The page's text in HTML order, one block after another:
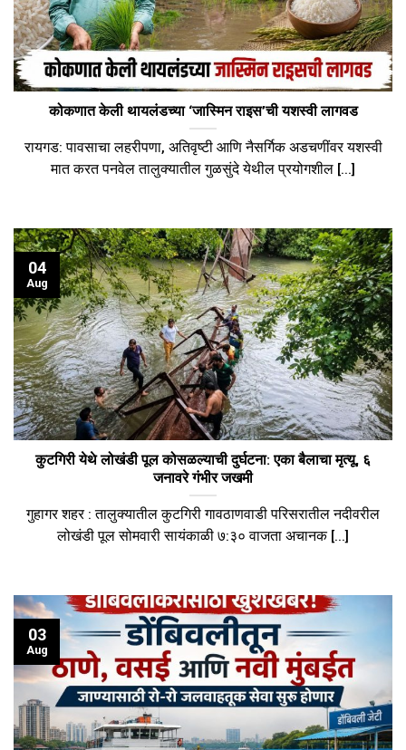
कोकणात केली थायलंडच्या ‘जास्मिन राइस’ची यशस्वी लागवड
रायगड: पावसाचा लहरीपणा, अतिवृष्टी आणि नैसर्गिक अडचणींवर यशस्वी
मात करत पनवेल तालुक्यातील गुळसुंदे येथील प्रयोगशील [...]
कुटगिरी येथे लोखंडी पूल कोसळल्याची दुर्घटना: एका बैलाचा मृत्यू, ६
जनावरे गंभीर जखमी
गुहागर शहर : तालुक्यातील कुटगिरी गावठाणवाडी परिसरातील नदीवरील
लोखंडी पूल सोमवारी सायंकाळी ७:३० वाजता अचानक [...]
04
Aug
03
Aug